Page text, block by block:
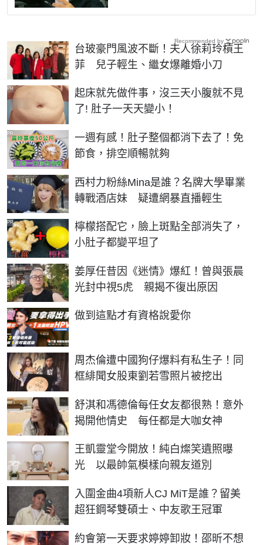
台玻豪門風波不斷！夫人徐莉玲槓王
菲 兒子輕生、繼女爆離婚小刀
起床就先做件事，沒三天小腹就不見
了! 肚子一天天變小！
PR
一週有感！肚子整個都消下去了！免
節食，排空順暢就夠
PR
西村力粉絲Mina是誰？名牌大學畢業
轉戰酒店妹 疑遭網暴直播輕生
檸檬搭配它，臉上斑點全部消失了，
小肚子都變平坦了
PR
姜厚任昔因《迷情》爆紅！曾與張晨
光封中視5虎 親揭不復出原因
做到這點才有資格說愛你
PR
周杰倫遭中國狗仔爆料有私生子！同
框緋聞女股東劉若雪照片被挖出
舒淇和馮德倫每任女友都很熟！意外
揭開他情史 每任都是大咖女神
王凱靈堂今開放！純白燦笑遺照曝
光 以最帥氣模樣向親友道別
入圍金曲4項新人CJ MiT是誰？留美
超狂鋼琴雙碩士、中友歌王冠軍
約會第一天要求婷婷卸妝！邵昕不想
Recommended by